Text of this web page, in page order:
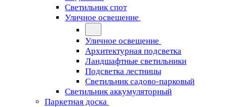
Светильник спот
Уличное освещение
Уличное освещение
Архитектурная подсветка
Ландшафтные светильники
Подсветка лестницы
Светильник садово-парковый
Светильник аккумуляторный
Паркетная доска